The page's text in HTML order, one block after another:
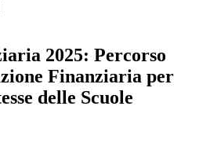
2025: Percorso
Finanziaria per
delle Scuole